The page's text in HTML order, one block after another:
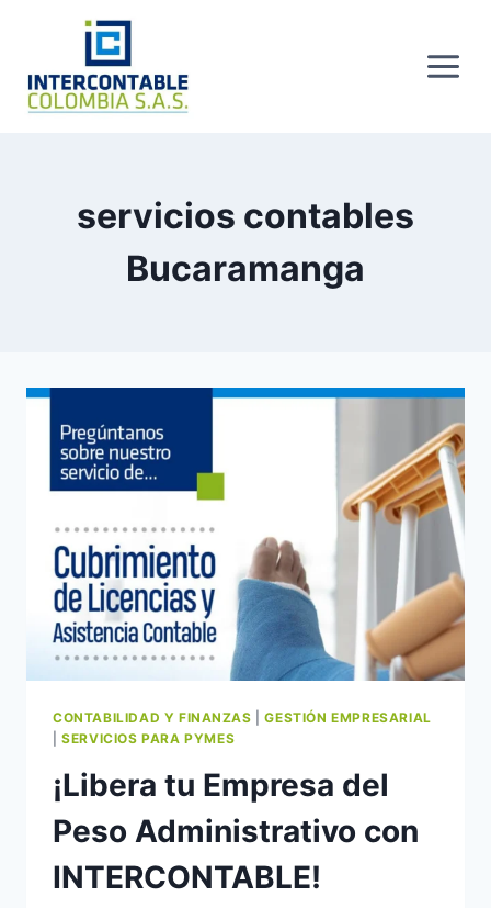
content
servicios contables
Bucaramanga
CONTABILIDAD Y FINANZAS |GESTIÓN EMPRESARIAL
|SERVICIOS PARA PYMES
¡Libera tu Empresa del
Peso Administrativo con
INTERCONTABLE!